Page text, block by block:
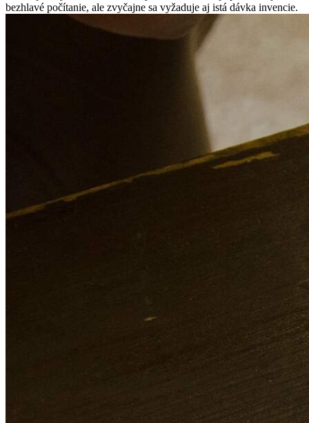
bezhlavé počítanie, ale zvyčajne sa vyžaduje aj istá dávka invencie.